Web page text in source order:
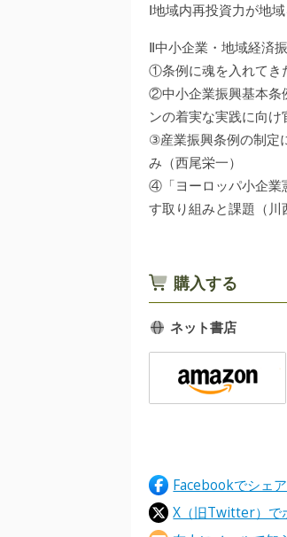
Ⅰ地域内再投資力が地
Ⅱ中小企業・地域経済
①条例に魂を入れてき
②中小企業振興基本条
ンの着実な実践に向け
③産業振興条例の制定
み（西尾栄一）
④「ヨーロッパ小企業
す取り組みと課題（川
購入する
ネット書店
Facebookでシェア
X（旧Twitter）で